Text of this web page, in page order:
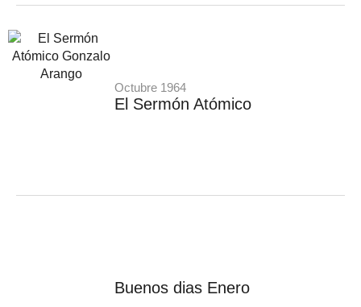
Octubre 1964
El Sermón Atómico
Buenos dias Enero